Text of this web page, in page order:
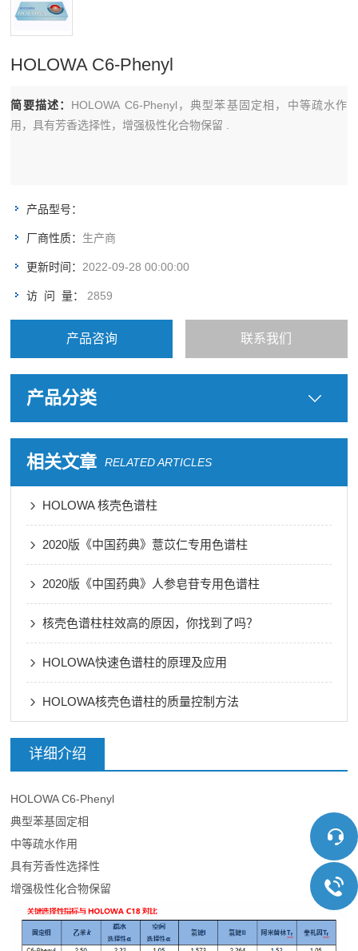
HOLOWA C6-Phenyl
简要描述： HOLOWA C6-Phenyl，典型苯基固定相，中等疏水作
用，具有芳香选择性，增强极性化合物保留 .
产品型号：
厂商性质： 生产商
更新时间： 2022-09-28 00:00:00
访 问 量： 2859
产品咨询 联系我们
产品分类
相关文章 RELATED ARTICLES
HOLOWA 核壳色谱柱
2020版《中国药典》薏苡仁专用色谱柱
2020版《中国药典》人参皂苷专用色谱柱
核壳色谱柱柱效高的原因，你找到了吗？
HOLOWA快速色谱柱的原理及应用
HOLOWA核壳色谱柱的质量控制方法
详细介绍
HOLOWA C6-Phenyl
典型苯基固定相
中等疏水作用
具有芳香性选择性
增强极性化合物保留